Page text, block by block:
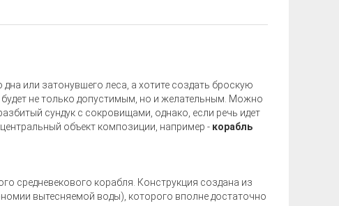
или затонувшего леса, а хотите создать броскую
не только допустимым, но и желательным. Можно
сундук с сокровищами, однако, если речь идет
объект композиции, например - корабль
средневекового корабля. Конструкция создана из
вытесняемой воды), которого вполне достаточно